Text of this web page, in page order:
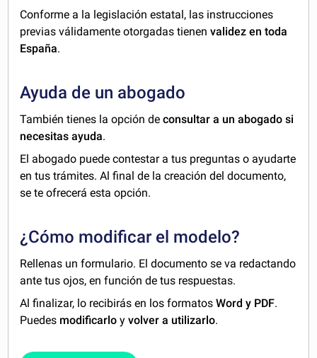
Conforme a la legislación estatal, las instrucciones
previas válidamente otorgadas tienenvalidez en toda
España.
Ayuda de un abogado
También tienes la opción deconsultar a un abogado si
necesitas ayuda.
El abogado puede contestar a tus preguntas o ayudarte
en tus trámites. Al final de la creación del documento,
se te ofrecerá esta opción.
¿Cómo modificar el modelo?
Rellenas un formulario. El documento se va redactando
ante tus ojos, en función de tus respuestas.
Al finalizar, lo recibirás en los formatosWord y PDF.
Puedes modificarlo yvolver a utilizarlo.